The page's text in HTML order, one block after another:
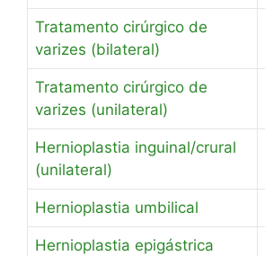
Tratamento cirúrgico de
varizes (bilateral)
Tratamento cirúrgico de
varizes (unilateral)
Hernioplastia inguinal/crural
(unilateral)
Hernioplastia umbilical
Hernioplastia epigástrica